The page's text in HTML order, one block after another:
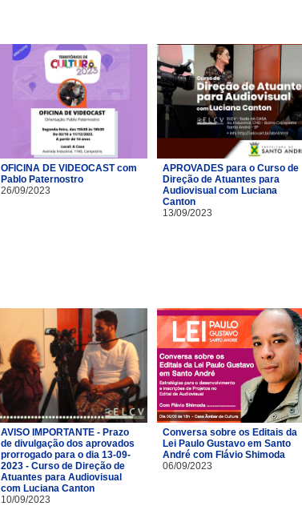
OFICINA DE VIDEOCAST com
Pablo Paternostro
26/09/2023
APROVADES para o Curso de
Direção de Atuantes para
Audiovisual com Luciana
Canton
13/09/2023
AVISO IMPORTANTE - Prazo
de divulgação dos aprovados
prorrogado para o dia 13-09-
2023 - Curso de Direção de
Atuantes para Audiovisual
com Luciana Canton
10/09/2023
Conversa sobre os Editais da
Lei Paulo Gustavo em Santo
André com Flávio Shimoda
06/09/2023